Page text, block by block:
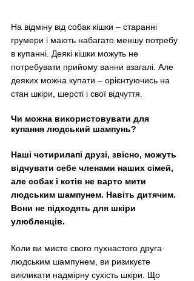
На відміну від собак кішки – старанні
грумери і мають набагато меншу потребу
в купанні. Деякі кішки можуть не
потребувати прийому ванни взагалі. Але
деяких можна купати – орієнтуючись на
стан шкіри, шерсті і свої відчуття.
Чи можна використовувати для
купання людський шампунь?
Наші чотирилапі друзі, звісно, можуть
відчувати себе членами наших сімей,
але собак і котів не варто мити
людським шампунем. Навіть дитячим.
Вони не підходять для шкіри
улюбленців.
Коли ви миєте свого пухнастого друга
людським шампунем, ви ризикуєте
викликати надмірну сухість шкіри. Що